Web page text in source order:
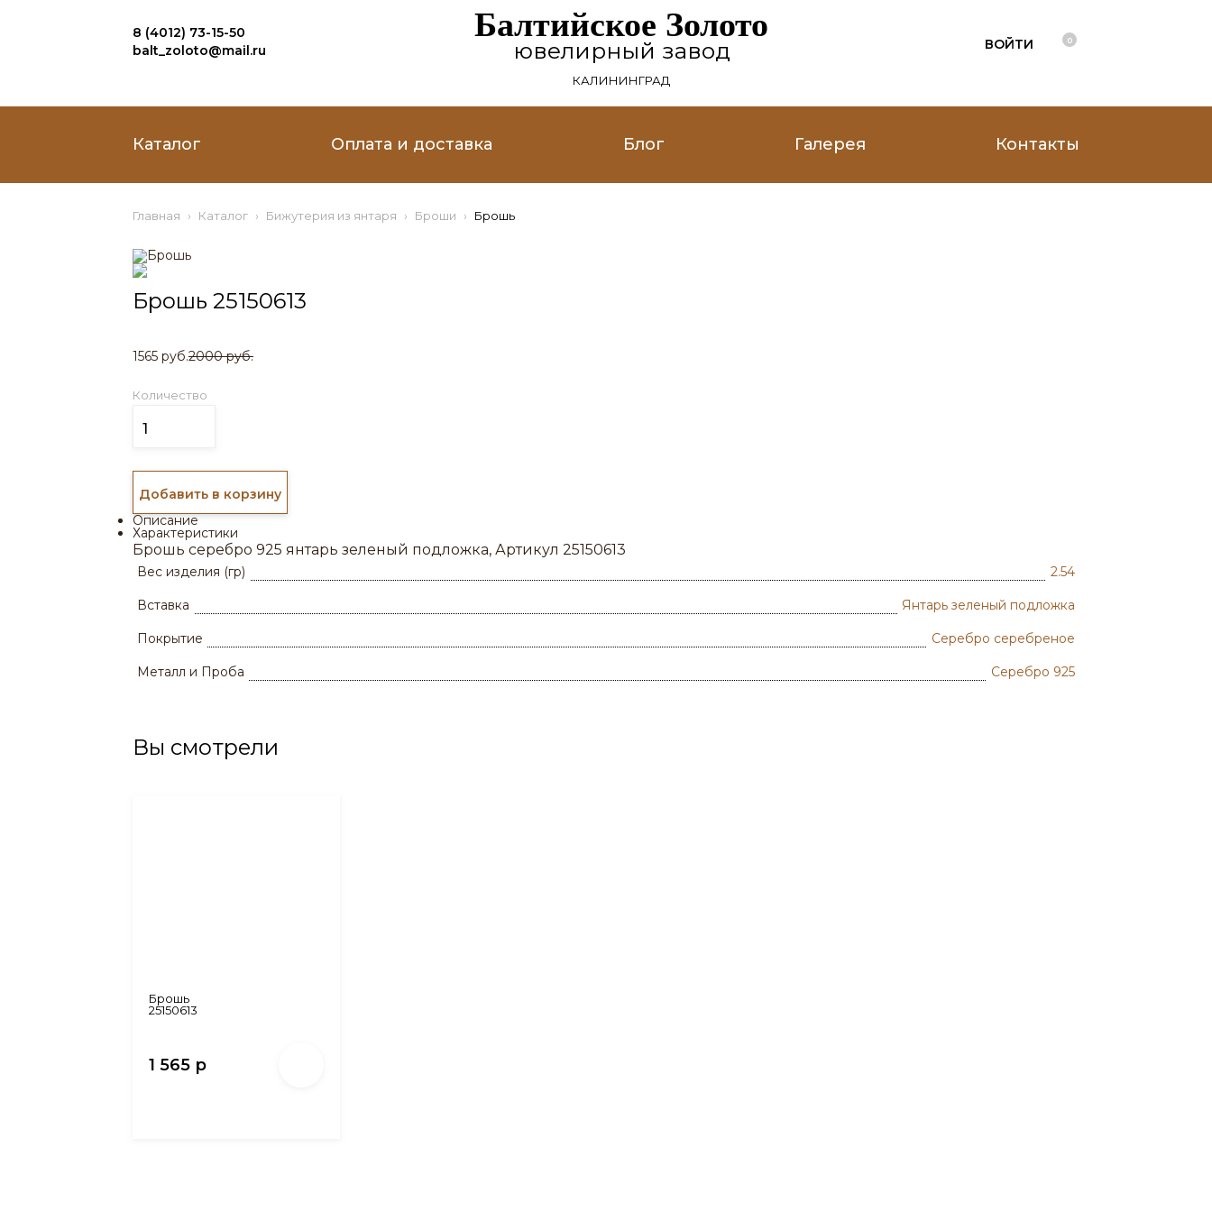
ВОЙТИ 0
8 (4012) 73-15-50
balt_zoloto@mail.ru
Балтийское Золото
ювелирный завод
КАЛИНИНГРАД
Каталог Оплата и доставка Блог Галерея Контакты
Главная Каталог Бижутерия из янтаря Броши Брошь
Брошь 25150613
1565 руб.2000 руб.
Количество
Добавить в корзину
Описание
Характеристики
Брошь серебро 925 янтарь зеленый подложка, Артикул 25150613
Вес изделия (гр) 2.54
Вставка Янтарь зеленый подложка
Покрытие Серебро серебреное
Металл и Проба Серебро 925
Вы смотрели
Брошь
25150613
1 565 р